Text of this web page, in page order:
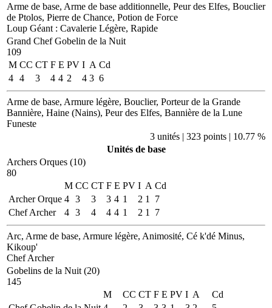
Arme de base, Arme de base additionnelle, Peur des Elfes, Bouclier
de Ptolos, Pierre de Chance, Potion de Force
Loup Géant : Cavalerie Légère, Rapide
Grand Chef Gobelin de la Nuit
109
M CC CT F E PV I A Cd
4 4 3 4 4 2 4 3 6
Arme de base, Armure légère, Bouclier, Porteur de la Grande
Bannière, Haine (Nains), Peur des Elfes, Bannière de la Lune
Funeste
3 unités | 323 points | 10.77 %
Unités de base
Archers Orques (10)
80
M CC CT F E PV I A Cd
Archer Orque 4 3 3 3 4 1 2 1
7
Chef Archer
4 3 4 4 4 1 2 1 7
Arc, Arme de base, Armure légère, Animosité, Cé k'dé Minus,
Kikoup'
Chef Archer
Gobelins de la Nuit (20)
145
M
CC CT F E PV I A
Cd